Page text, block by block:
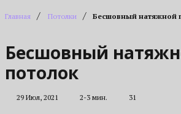
Главная / Потолки / Бесшовный натяжной
Бесшовный
потолок
29 Июл, 2021 2-3 мин. 31